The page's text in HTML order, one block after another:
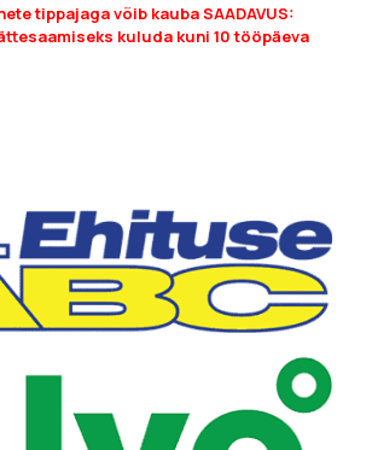
tippajaga võib kauba SAADAVUS:
kuluda kuni 10 tööpäeva